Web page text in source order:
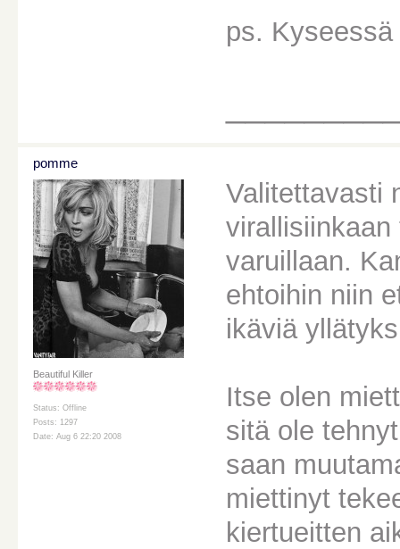
ps.
pomme
Beautiful Killer
Status: Offline
Posts: 1297
Date: Aug 6 22:20 2008
Valitettavasti
varuillaan.
ehtoihin niin
ikäviä
Itse olen
sitä ole
saan
miettinyt
kiertueitten